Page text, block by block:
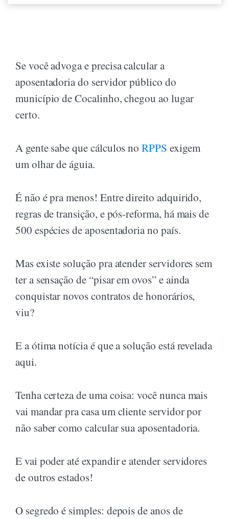
Se você advoga e precisa calcular a
aposentadoria do servidor público do
município de Cocalinho, chegou ao lugar
certo.
A gente sabe que cálculos noRPPS exigem
um olhar de águia.
É não é pra menos! Entre direito adquirido,
regras de transição, e pós-reforma, há mais de
500 espécies de aposentadoria no país.
Mas existe solução pra atender servidores sem
ter a sensação de “pisar em ovos” e ainda
conquistar novos contratos de honorários,
viu?
E a ótima notícia é que a solução está revelada
aqui.
Tenha certeza de uma coisa: você nunca mais
vai mandar pra casa um cliente servidor por
não saber como calcular sua aposentadoria.
E vai poder até expandir e atender servidores
de outros estados!
O segredo é simples: depois de anos de